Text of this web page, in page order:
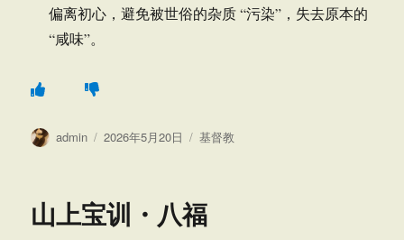
偏离初心，避免被世俗的杂质 “污染”，失去原本的
“咸味”。
作
admin
发
2026年5月20日
分
基督教
山上宝训・八福